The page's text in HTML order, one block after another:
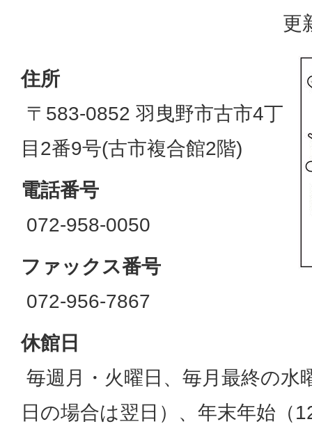
更
住所
〒583-0852 羽曳野市古市4丁
目2番9号(古市複合館2階)
電話番号
072-958-0050
ファックス番号
072-956-7867
休館日
毎週月・火曜日、毎月最終の水
日の場合は翌日）、年末年始（